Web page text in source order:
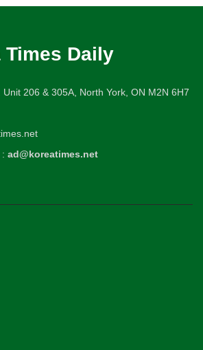
Times Daily
206 & 305A, North York, ON M2N 6H7
ad@koreatimes.net